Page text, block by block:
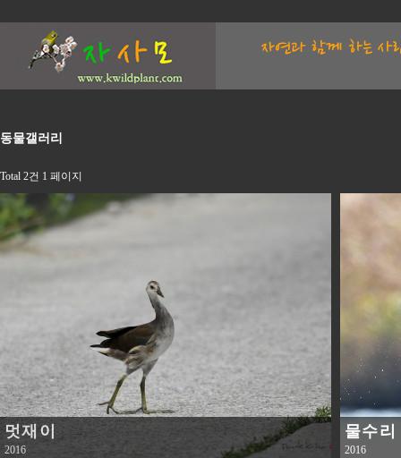
동물갤러리
Total 2건 1 페이지
멋재이
2016
물수리
2016